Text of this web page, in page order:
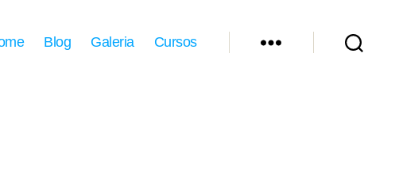
Blog Galeria Cursos